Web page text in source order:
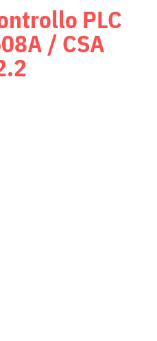
PLC
/ CSA